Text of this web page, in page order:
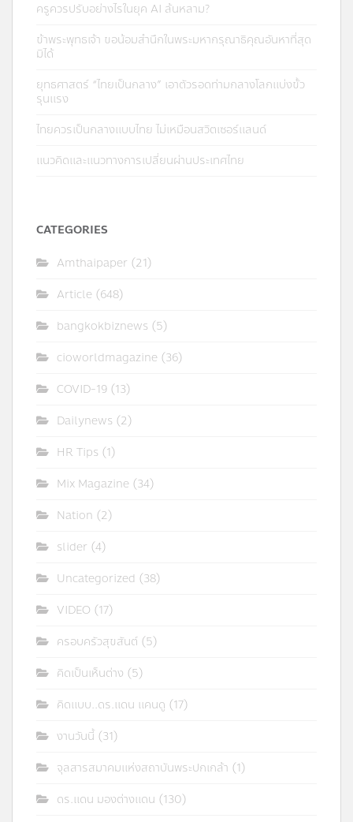
ครูควรปรับอย่างไรในยุค AI ล้นหลาม?
ข้าพระพุทธเจ้า ขอน้อมสำนึกในพระมหากรุณาธิคุณอันหาที่สุด
มิได้
ยุทธศาสตร์ “ไทยเป็นกลาง” เอาตัวรอดท่ามกลางโลกแบ่งขั้ว
รุนแรง
ไทยควรเป็นกลางแบบไทย ไม่เหมือนสวิตเซอร์แลนด์
แนวคิดและแนวทางการเปลี่ยนผ่านประเทศไทย
CATEGORIES
Amthaipaper (21)
Article (648)
bangkokbiznews (5)
cioworldmagazine (36)
COVID-19 (13)
Dailynews (2)
HR Tips (1)
Mix Magazine (34)
Nation (2)
slider (4)
Uncategorized (38)
VIDEO (17)
ครอบครัวสุขสันต์ (5)
คิดเป็นเห็นต่าง (5)
คิดแบบ..ดร.แดน แคนดู (17)
งานวันนี้ (31)
จุลสารสมาคมแห่งสถาบันพระปกเกล้า (1)
ดร.แดน มองต่างแดน (130)